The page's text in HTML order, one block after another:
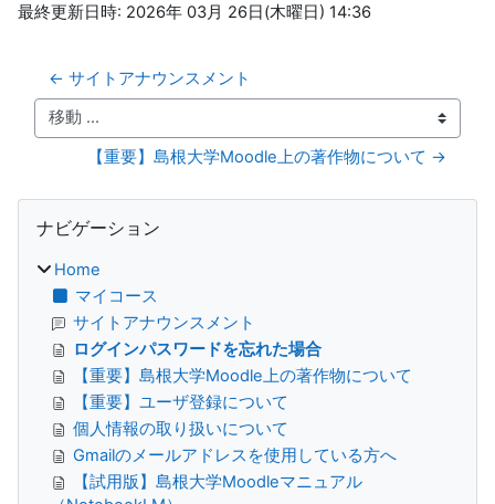
最終更新日時: 2026年 03月 26日(木曜日) 14:36
← サイトアナウンスメント
移動 ...
【重要】島根大学Moodle上の著作物について →
ブロック
ナビゲーション
Home
マイコース
サイトアナウンスメント
ログインパスワードを忘れた場合
【重要】島根大学Moodle上の著作物について
【重要】ユーザ登録について
個人情報の取り扱いについて
Gmailのメールアドレスを使用している方へ
【試用版】島根大学Moodleマニュアル